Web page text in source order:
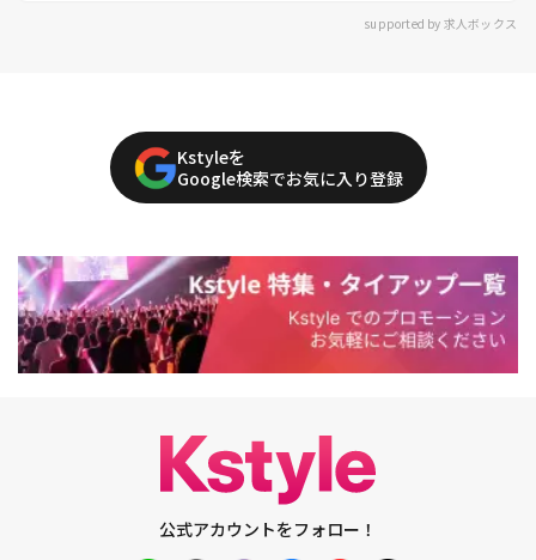
supported by 求人ボックス
Kstyleを
Google検索でお気に入り登録
公式アカウントをフォロー！